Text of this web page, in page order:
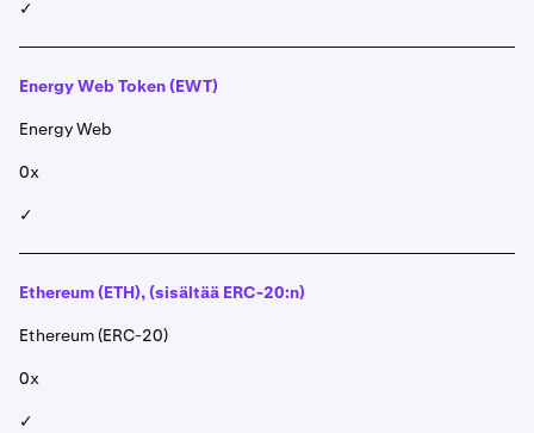
✓
Energy Web Token (EWT)
Energy Web
0x
✓
Ethereum (ETH), (sisältää ERC-20:n)
Ethereum (ERC-20)
0x
✓